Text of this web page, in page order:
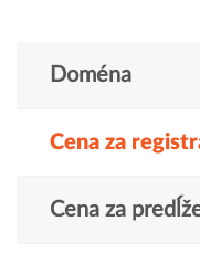
Doména
Cena za
Cena za